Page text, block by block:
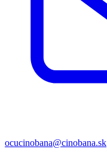
ocucinobana@cinobana.sk